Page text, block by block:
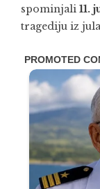
spominjali 11.
tragediju iz